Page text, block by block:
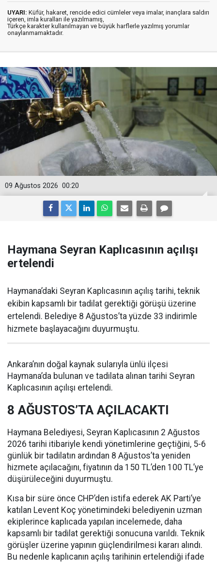
UYARI: Küfür, hakaret, rencide edici cümleler veya imalar, inançlara saldırı
içeren, imla kuralları ile yazılmamış,
Türkçe karakter kullanılmayan ve büyük harflerle yazılmış yorumlar
onaylanmamaktadır.
00:20
09 Ağustos 2026
Haymana Seyran Kaplıcasının açılışı
ertelendi
Haymana’daki Seyran Kaplıcasının açılış tarihi, teknik
ekibin kapsamlı bir tadilat gerektiği görüşü üzerine
ertelendi. Belediye 8 Ağustos’ta yüzde 33 indirimle
hizmete başlayacağını duyurmuştu.
Ankara’nın doğal kaynak sularıyla ünlü ilçesi
Haymana’da bulunan ve tadilata alınan tarihi Seyran
Kaplıcasının açılışı ertelendi.
8 AĞUSTOS’TA AÇILACAKTI
Haymana Belediyesi, Seyran Kaplıcasının 2 Ağustos
2026 tarihi itibariyle kendi yönetimlerine geçtiğini, 5-6
günlük bir tadilatın ardından 8 Ağustos’ta yeniden
hizmete açılacağını, fiyatının da 150 TL’den 100 TL’ye
düşürüleceğini duyurmuştu.
Kısa bir süre önce CHP’den istifa ederek AK Parti’ye
katılan Levent Koç yönetimindeki belediyenin uzman
ekiplerince kaplıcada yapılan incelemede, daha
kapsamlı bir tadilat gerektiği sonucuna varıldı. Teknik
görüşler üzerine yapının güçlendirilmesi kararı alındı.
Bu nedenle kaplıcanın açılış tarihinin ertelendiği ifade